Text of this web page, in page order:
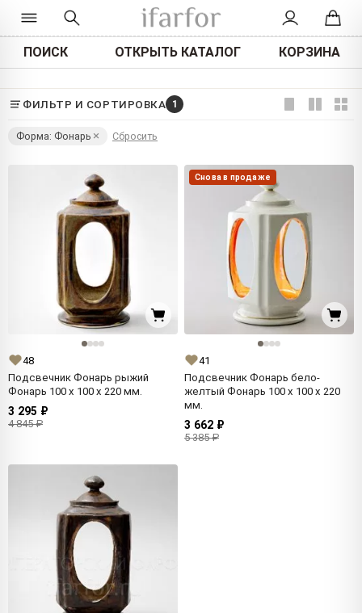
ПОИСК ОТКРЫТЬ КАТАЛОГ КОРЗИНА
ФИЛЬТР И СОРТИРОВКА 1
Форма: Фонарь Сбросить
48
Подсвечник Фонарь рыжий
Фонарь 100 x 100 x 220 мм.
3 295 ₽
4 845 ₽
Снова в продаже
41
Подсвечник Фонарь бело-
желтый Фонарь 100 x 100 x 220
мм.
3 662 ₽
5 385 ₽